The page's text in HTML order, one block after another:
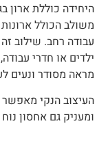
היחידה כוללת ארון
משולב הכולל
עבודה רחב. שילוב
ילדים או חדרי
מראה מסודר ונעים
העיצוב הנקי
ומעניק גם אחסון